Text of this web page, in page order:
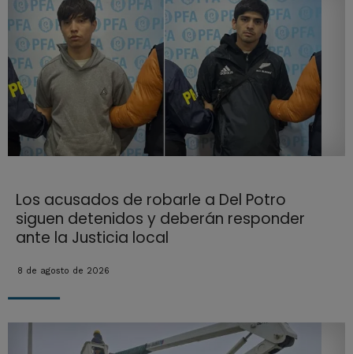
Los acusados de robarle a Del Potro
siguen detenidos y deberán responder
ante la Justicia local
8 de agosto de 2026